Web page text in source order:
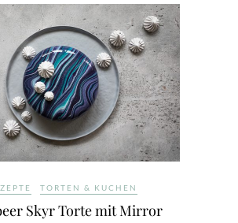
TORTEN & KUCHEN
Skyr Torte mit Mirror